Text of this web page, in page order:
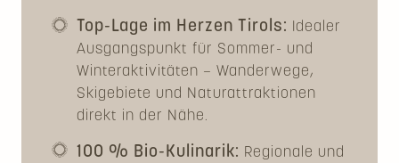
Top-Lage im Herzen Tirols: Idealer
Ausgangspunkt für Sommer- und
Winteraktivitäten – Wanderwege,
Skigebiete und Naturattraktionen
direkt in der Nähe.
100 % Bio-Kulinarik: Regionale und